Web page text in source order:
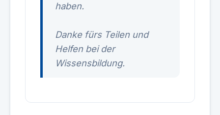
haben.
Danke fürs Teilen und
Helfen bei der
Wissensbildung.